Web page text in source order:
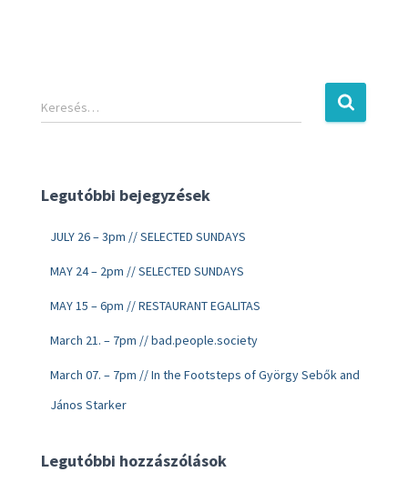
Keresés…
Legutóbbi bejegyzések
JULY 26 – 3pm // SELECTED SUNDAYS
MAY 24 – 2pm // SELECTED SUNDAYS
MAY 15 – 6pm // RESTAURANT EGALITAS
March 21. – 7pm // bad.people.society
March 07. – 7pm // In the Footsteps of György Sebők and
János Starker
Legutóbbi hozzászólások